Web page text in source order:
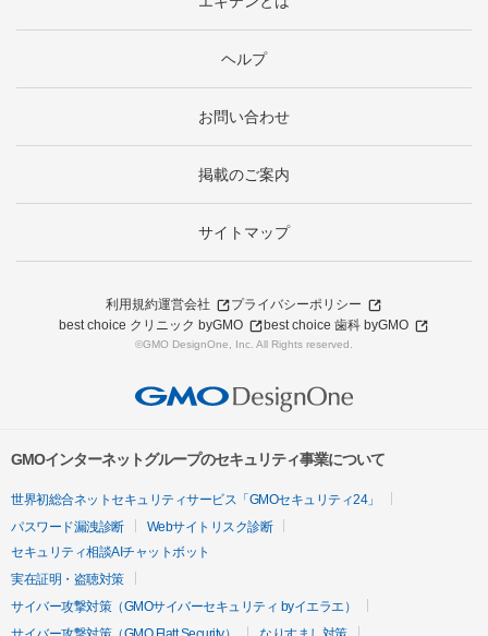
ヘルプ
お問い合わせ
掲載のご案内
サイトマップ
利用規約運営会社
プライバシーポリシー
best choice クリニック byGMO
best choice 歯科 byGMO
©GMO DesignOne, Inc. All Rights reserved.
GMOインターネットグループのセキュリティ事業について
世界初総合ネットセキュリティサービス「GMOセキュリティ24」
パスワード漏洩診断
Webサイトリスク診断
セキュリティ相談AIチャットボット
実在証明・盗聴対策
サイバー攻撃対策（GMOサイバーセキュリティ byイエラエ）